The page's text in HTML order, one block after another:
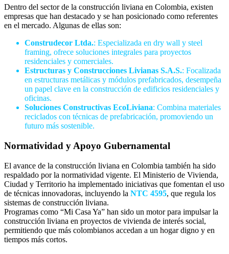
Dentro del sector de la construcción liviana en Colombia, existen
empresas que han destacado y se han posicionado como referentes
en el mercado. Algunas de ellas son:
Construdecor Ltda.: Especializada en dry wall y steel
framing, ofrece soluciones integrales para proyectos
residenciales y comerciales.
Estructuras y Construcciones Livianas S.A.S.: Focalizada
en estructuras metálicas y módulos prefabricados, desempeña
un papel clave en la construcción de edificios residenciales y
oficinas.
Soluciones Constructivas EcoLiviana: Combina materiales
reciclados con técnicas de prefabricación, promoviendo un
futuro más sostenible.
Normatividad y Apoyo Gubernamental
El avance de la construcción liviana en Colombia también ha sido
respaldado por la normatividad vigente. El Ministerio de Vivienda,
Ciudad y Territorio ha implementado iniciativas que fomentan el uso
de técnicas innovadoras, incluyendo la NTC 4595, que regula los
sistemas de construcción liviana.
Programas como “Mi Casa Ya” han sido un motor para impulsar la
construcción liviana en proyectos de vivienda de interés social,
permitiendo que más colombianos accedan a un hogar digno y en
tiempos más cortos.